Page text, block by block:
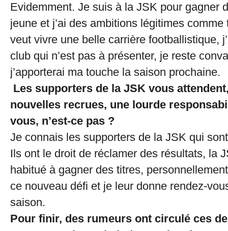
Evidemment. Je suis à la JSK pour gagner
jeune et j’ai des ambitions légitimes
veut vivre une belle carrière footballistique,
club qui n’est pas à présenter, je reste
j’apporterai ma touche la saison prochaine.
Les supporters de la JSK vous
nouvelles recrues, une lourde
vous, n’est-ce pas ?
Je connais les supporters de la JSK qui
Ils ont le droit de réclamer des résultats, la
habitué à gagner des titres,
ce nouveau défi et je leur donne rendez-
saison.
Pour finir, des rumeurs ont circulé ces